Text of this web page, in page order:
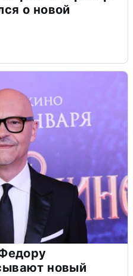
о новой
новый